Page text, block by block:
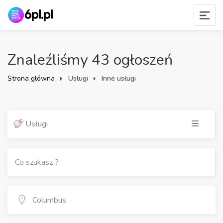
Znaleźliśmy 43 ogłoszeń
Strona główna Usługi Inne usługi
Usługi